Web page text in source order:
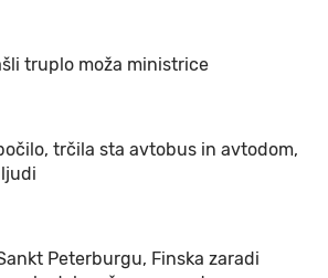
truplo moža ministrice
trčila sta avtobus in avtodom,
Peterburgu, Finska zaradi